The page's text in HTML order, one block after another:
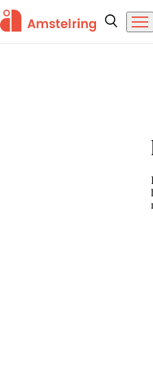
Overslaan en naar de inhoud gaan
Amstelring
Zoeken